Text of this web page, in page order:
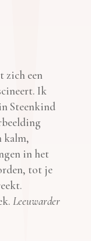
zich een
Ik
Steenkind
kalm,
in het
tot je
Leeuwarder